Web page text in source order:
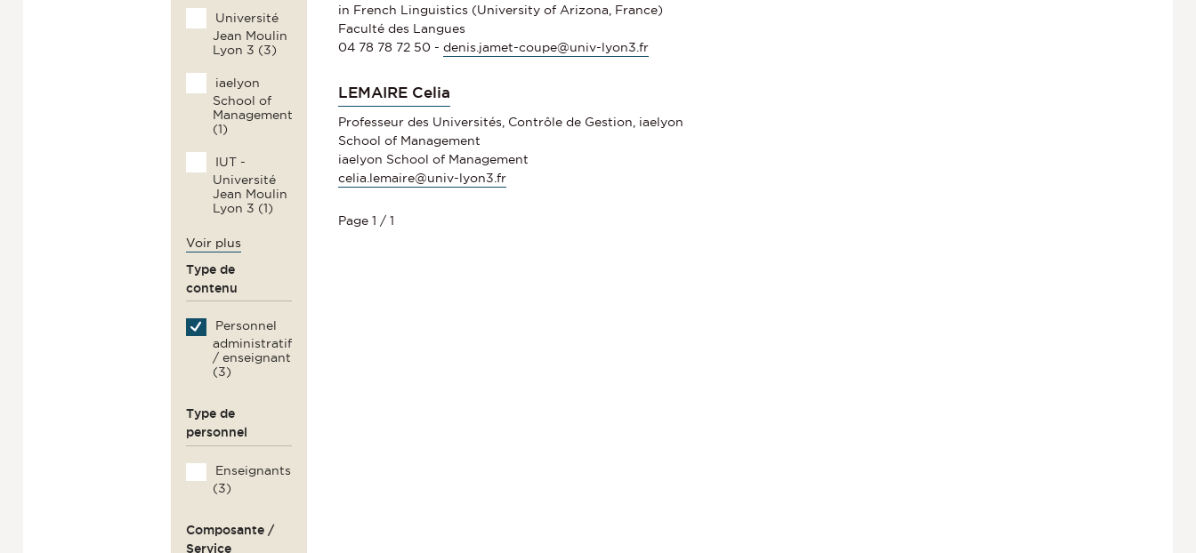
Université
Jean Moulin
Lyon 3 (3)
iaelyon
School of
Management
(1)
IUT -
Université
Jean Moulin
Lyon 3 (1)
Voir plus
Type de
contenu
Personnel
administratif
/ enseignant
(3)
Type de
personnel
Enseignants
(3)
Composante /
Service
in French Linguistics (University of Arizona, France)
Faculté des Langues
04 78 78 72 50 -denis.jamet-coupe@univ-lyon3.fr
LEMAIRE Celia
Professeur des Universités, Contrôle de Gestion, iaelyon
School of Management
iaelyon School of Management
celia.lemaire@univ-lyon3.fr
Page 1 / 1